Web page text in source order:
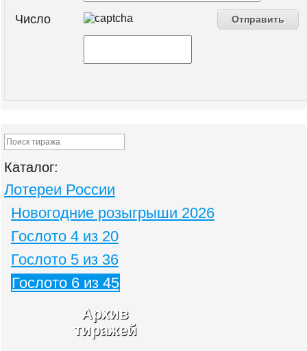
Число
Каталог:
Лотереи России
Новогодние розыгрыши 2026
Гослото 4 из 20
Гослото 5 из 36
Гослото 6 из 45
Архив
тиражей